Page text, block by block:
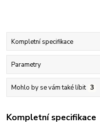
Kompletní specifikace
Parametry
Mohlo by se vám také líbit 3
Kompletní specifikace